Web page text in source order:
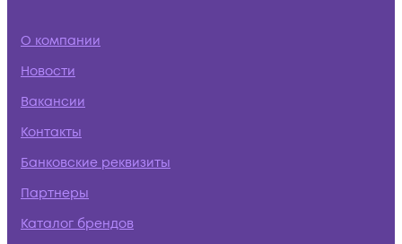
О компании
Новости
Вакансии
Контакты
Банковские реквизиты
Партнеры
Каталог брендов